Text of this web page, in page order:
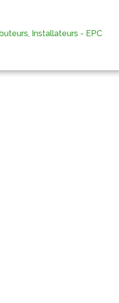
, Installateurs - EPC